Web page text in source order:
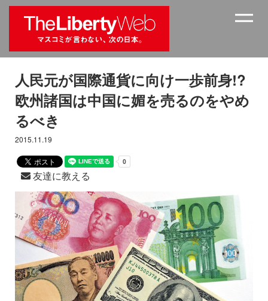
人民元が国際通貨に向け一歩前身!?
欧州諸国は中国に媚を売るのをやめ
るべき
2015.11.19
友達に教える